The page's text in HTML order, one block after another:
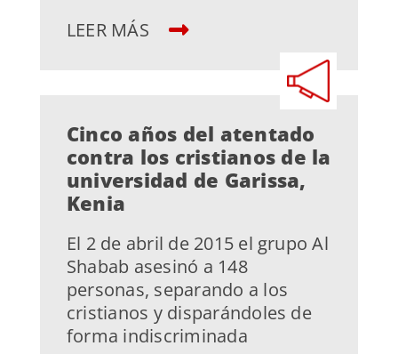
LEER MÁS
Cinco años del atentado
contra los cristianos de la
universidad de Garissa,
Kenia
El 2 de abril de 2015 el grupo Al
Shabab asesinó a 148
personas, separando a los
cristianos y disparándoles de
forma indiscriminada